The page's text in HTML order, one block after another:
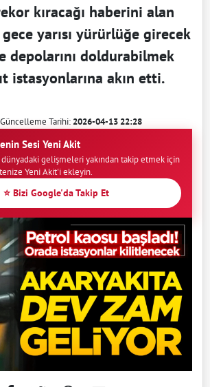
kıracağı haberini alan
yarısı yürürlüğe girecek
depolarını doldurabilmek
istasyonlarına akın etti.
Güncelleme Tarihi:2026-04-13 22:28
Sesi Yeni Akit
gelişmeleri yakından takip etmek için
Yeni Akit'i ekleyin.
⭐ Bizi Google'da Takip Et